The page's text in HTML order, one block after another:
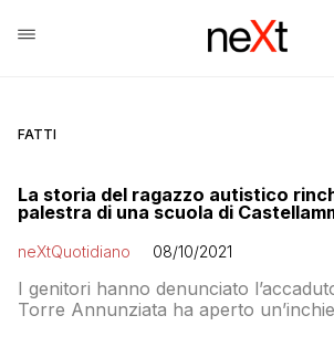
FATTI
La storia del ragazzo autistico
palestra di una scuola di
neXtQuotidiano 08/10/2021
I genitori hanno denunciato
Torre Annunziata ha aperto